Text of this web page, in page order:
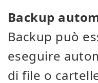
Backup
Backup può
eseguire
di file o